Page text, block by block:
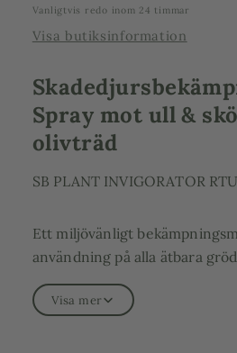
Vanligtvis redo inom 24 timmar
Visa butiksinformation
Spray mot ull &
olivträd
SB PLANT INVIGORATOR
Ett miljövänligt
användning på alla ätbara
som tex olivträd.
Det är utformat för att ge
Visa mer